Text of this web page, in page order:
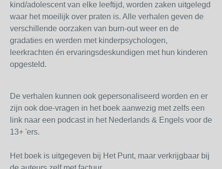
kind/adolescent van elke leeftijd, worden zaken uitgelegd
waar het moeilijk over praten is. Alle verhalen geven de
verschillende oorzaken van burn-out weer en de
gradaties en werden met kinderpsychologen,
leerkrachten én ervaringsdeskundigen met hun kinderen
opgesteld.
De verhalen kunnen ook gepersonaliseerd worden en er
zijn ook doe-vragen in het boek aanwezig met zelfs een
link naar een podcast in het Nederlands & Engels voor de
13+ 'ers.
Het boek is uitgegeven bij Het Punt, maar verkrijgbaar bij